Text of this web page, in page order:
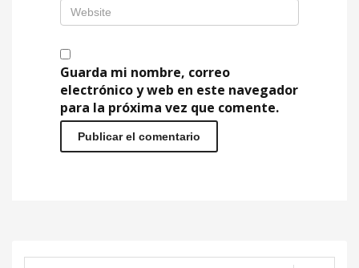
Guarda mi nombre, correo
electrónico y web en este navegador
para la próxima vez que comente.